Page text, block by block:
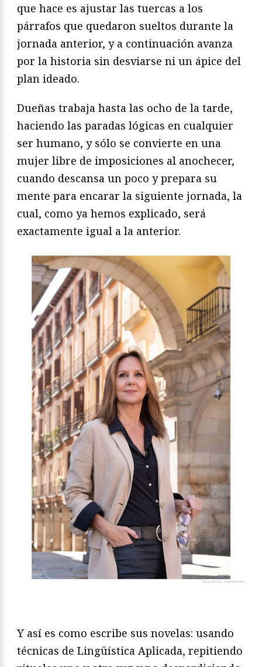
que hace es ajustar las tuercas a los
párrafos que quedaron sueltos durante la
jornada anterior, y a continuación avanza
por la historia sin desviarse ni un ápice del
plan ideado.
Dueñas trabaja hasta las ocho de la tarde,
haciendo las paradas lógicas en cualquier
ser humano, y sólo se convierte en una
mujer libre de imposiciones al anochecer,
cuando descansa un poco y prepara su
mente para encarar la siguiente jornada, la
cual, como ya hemos explicado, será
exactamente igual a la anterior.
Y así es como escribe sus novelas: usando
técnicas de Lingüística Aplicada, repitiendo